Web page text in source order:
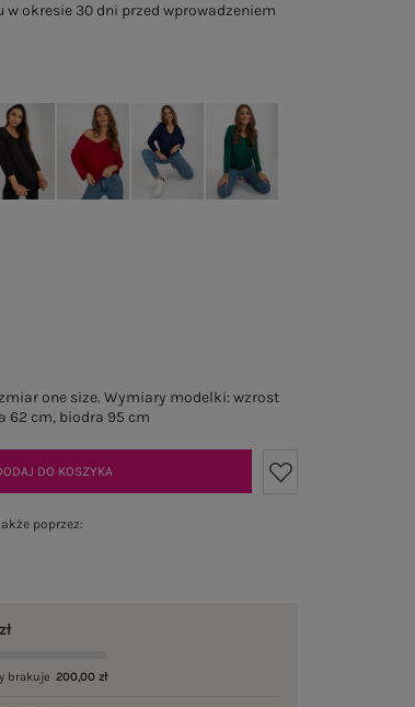
one size. Wymiary modelki: wzrost
62 cm, biodra 95 cm
okresie 30 dni przed wprowadzeniem
DO KOSZYKA
poprzez:
brakuje 200,00 zł